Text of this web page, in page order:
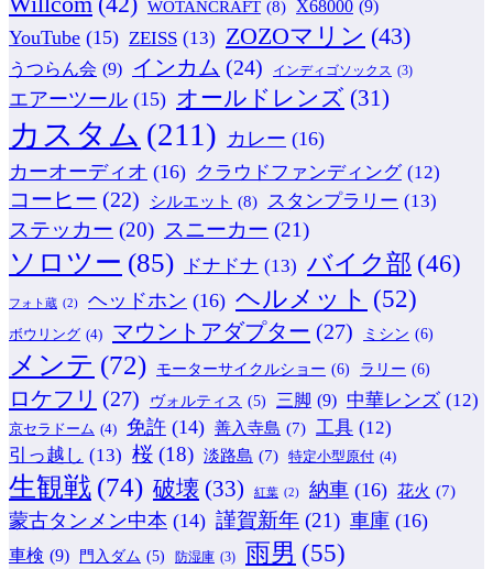
WOTANCRAFT (8) X68000 (9)
YouTube (15) ZEISS (13) ZOZOマリン (43)
うつらん会 (9) インカム (24) インディゴソックス (3)
エアーツール (15) オールドレンズ (31)
カスタム (211) カレー (16)
カーオーディオ (16) クラウドファンディング (12)
コーヒー (22) シルエット (8) スタンプラリー (13)
ステッカー (20) スニーカー (21)
ソロツー (85) ドナドナ (13) バイク部 (46)
フォト蔵 (2) ヘッドホン (16) ヘルメット (52)
ボウリング (4) マウントアダプター (27) ミシン (6)
メンテ (72) モーターサイクルショー (6) ラリー (6)
ロケフリ (27) ヴォルティス (5) 三脚 (9) 中華レンズ (12)
京セラドーム (4) 免許 (14) 善入寺島 (7) 工具 (12)
引っ越し (13) 桜 (18) 淡路島 (7) 特定小型原付 (4)
生観戦 (74) 破壊 (33) 紅葉 (2) 納車 (16) 花火 (7)
蒙古タンメン中本 (14) 謹賀新年 (21) 車庫 (16)
車検 (9) 門入ダム (5) 防湿庫 (3) 雨男 (55)